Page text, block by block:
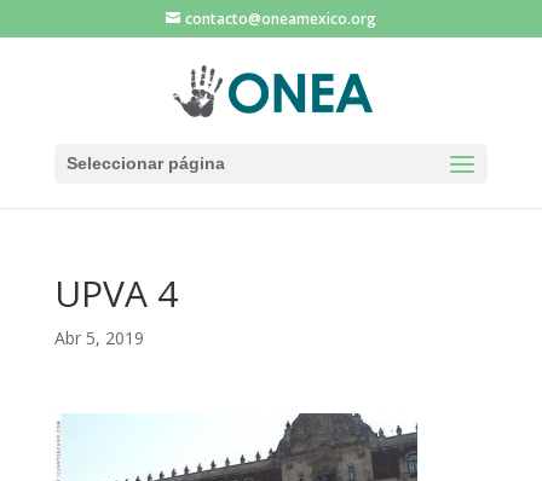
contacto@oneamexico.org
Seleccionar página
UPVA 4
Abr 5, 2019